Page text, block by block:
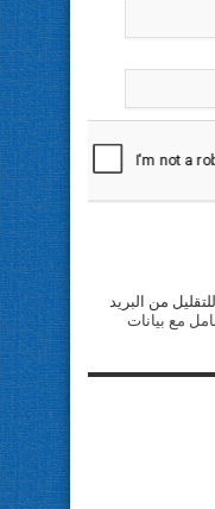
من البريد
مع بيانات